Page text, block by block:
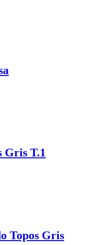
Gris T.1
Topos Gris